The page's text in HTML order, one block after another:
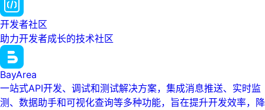
开发者社区
助力开发者成长的技术社区
BayArea
一站式API开发、调试和测试解决方案，集成消息推送、实时监
测、数据助手和可视化查询等多种功能，旨在提升开发效率，降